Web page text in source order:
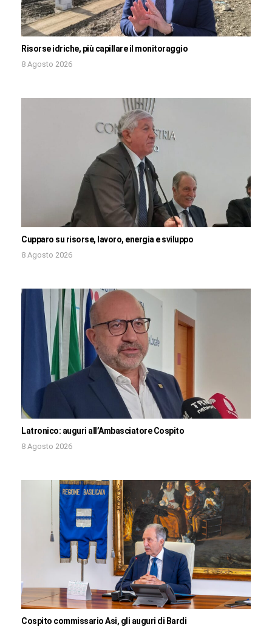
Risorse idriche, più capillare il monitoraggio
8 Agosto 2026
Cupparo su risorse, lavoro, energia e sviluppo
8 Agosto 2026
Latronico: auguri all’Ambasciatore Cospito
8 Agosto 2026
Cospito commissario Asi, gli auguri di Bardi